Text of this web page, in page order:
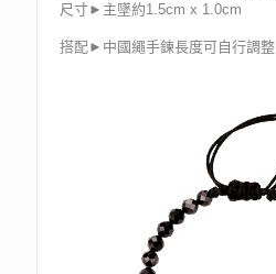
尺寸►主墜約1.5cm x 1.0cm
搭配►中國繩手鍊長度可自行調整